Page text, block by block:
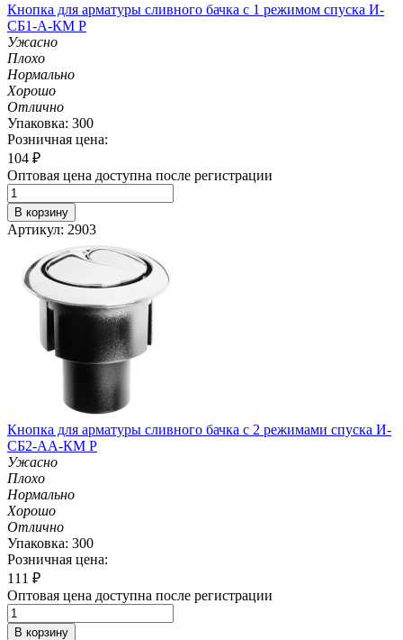
Кнопка для арматуры сливного бачка с 1 режимом спуска И-
СБ1-А-КМ Р
Ужасно
Плохо
Нормально
Хорошо
Отлично
Упаковка: 300
Розничная цена:
104 ₽
Оптовая цена доступна после регистрации
В корзину
Артикул: 2903
Кнопка для арматуры сливного бачка с 2 режимами спуска И-
СБ2-АА-КМ Р
Ужасно
Плохо
Нормально
Хорошо
Отлично
Упаковка: 300
Розничная цена:
111 ₽
Оптовая цена доступна после регистрации
В корзину